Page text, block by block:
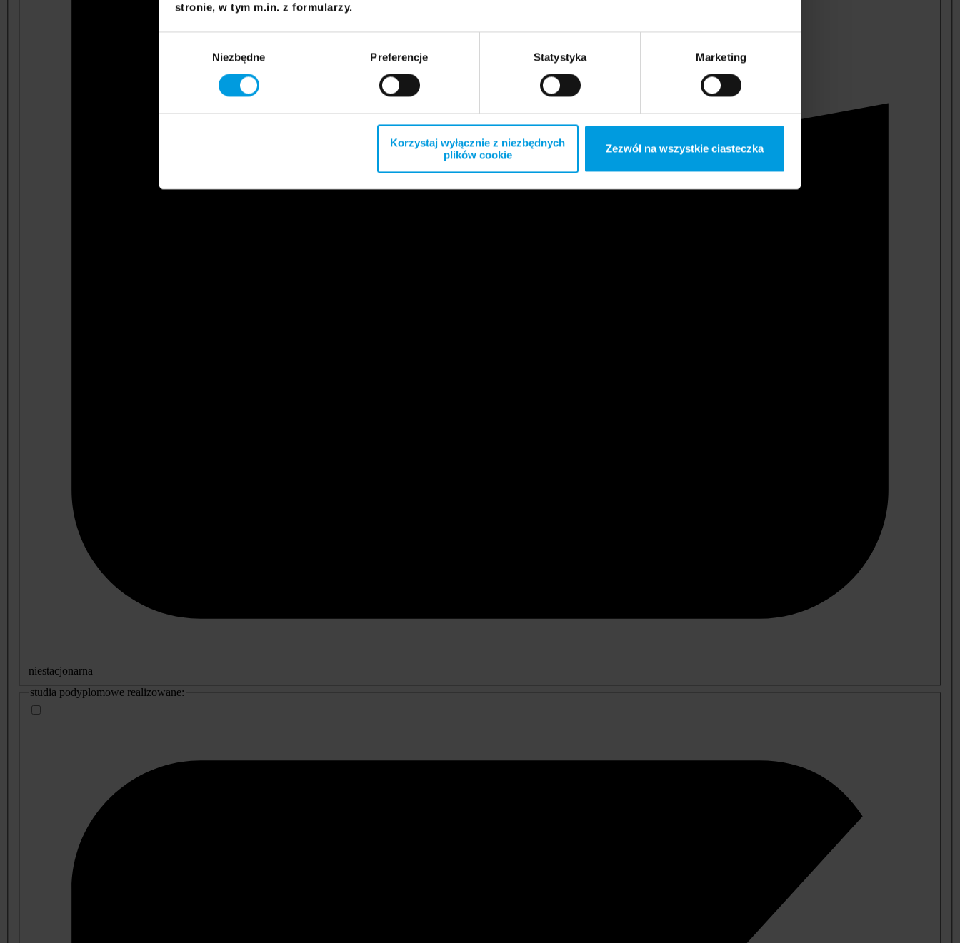
stronie, w tym m.in. z formularzy.
Niezbędne Preferencje Statystyka Marketing
Korzystaj wyłącznie z niezbędnych
plików cookie
Zezwól na wszystkie ciasteczka
niestacjonarna
studia podyplomowe realizowane: